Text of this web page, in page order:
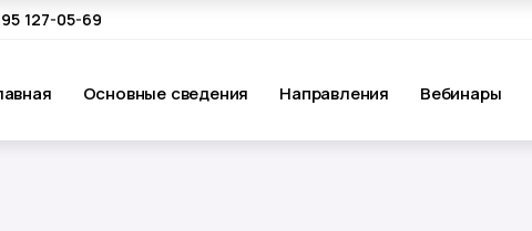
127-05-69
Основные сведения Направления Вебинары